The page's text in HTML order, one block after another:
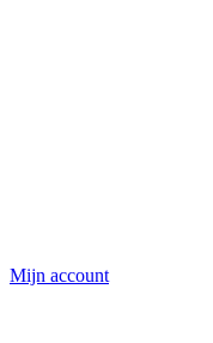
Mijn account